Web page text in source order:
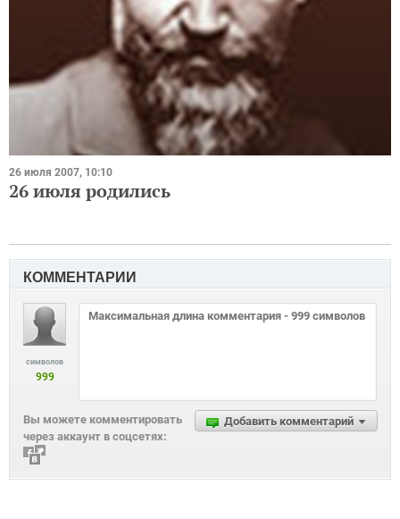
26 июля 2007, 10:10
26 июля родились
КОММЕНТАРИИ
символов
999
Добавить комментарий
Вы можете комментировать
через аккаунт в соцсетях: